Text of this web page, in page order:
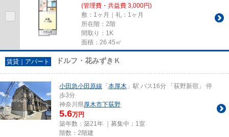
(管理費・共益費 3,000円)
敷：1ヶ月｜礼：1ヶ月
所在階：2階
間取り：1K
面積：26.45㎡
賃貸｜アパート ドルフ・花みずきＫ
小田急小田原線 「本厚木 」駅 バス16分 「荻野新宿」 停
歩3分
神奈川県厚木市下荻野
5.6万円
築年数：築21年 ｜募集中： 1室
階数：2階建